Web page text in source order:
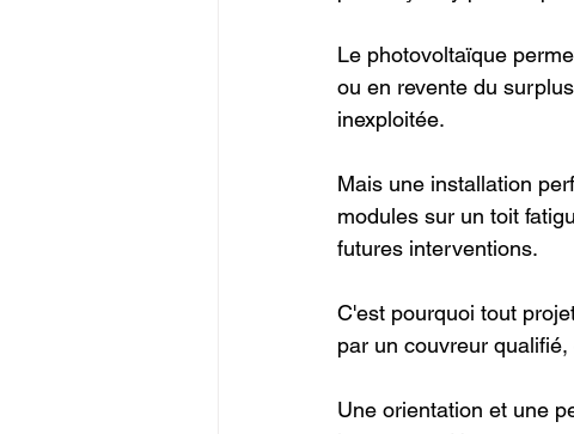
Le photovoltaïque
ou en revente du
inexploitée.
Mais une installation
modules sur un toit
futures interventions.
C'est pourquoi tout
par un couvreur
Une orientation et une